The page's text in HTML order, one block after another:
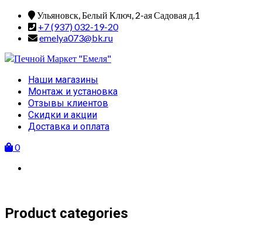
Skip
content
Ульяновск, Белый Ключ, 2-ая Садовая д.1
+7 (937) 032-19-20
emelya073@bk.ru
Primary
Menu
Наши магазины
Монтаж и установка
Отзывы клиентов
Скидки и акции
Доставка и оплата
0
Product categories